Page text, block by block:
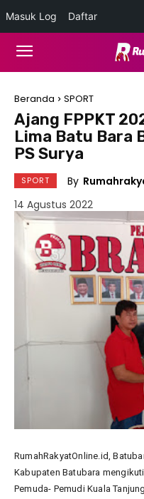
Beranda SPORT
Ajang FPPKT
Lima Batu Bara
PS Surya
SPORT By
14 Agustus 2022
RumahRakyatOnline.id,
Kabupaten Batubara
Pemuda- Pemudi Kuala
Masuk Log Daftar